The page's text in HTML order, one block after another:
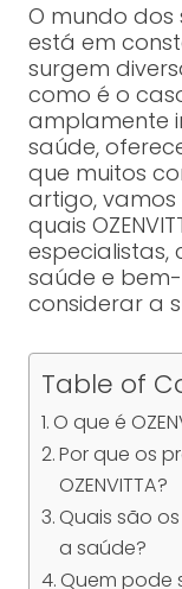
O mundo dos
está em
surgem
como é o
amplamente
saúde,
que muitos
artigo,
quais
especialistas,
saúde e
considerar a
Table of
O que é
Por que os
OZENVITTA?
Quais são
a saúde?
Quem pode